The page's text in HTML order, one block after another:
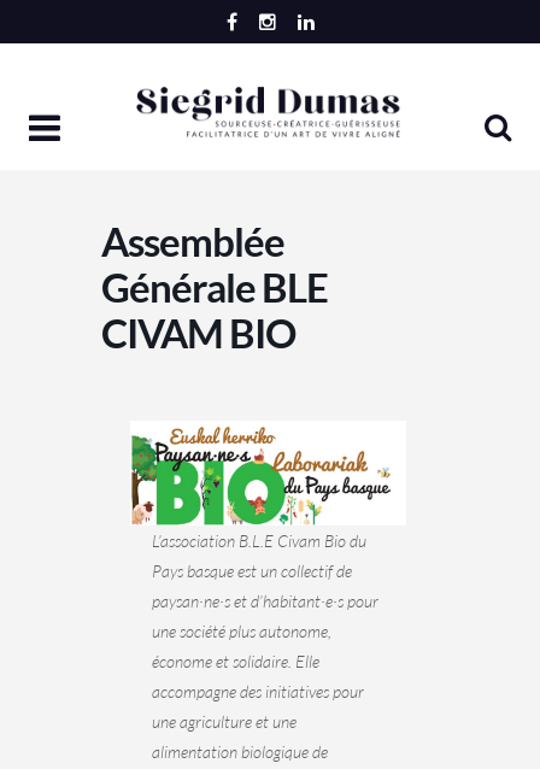
to
Assemblée
Générale BLE
CIVAM BIO
L’association B.L.E Civam Bio du
Pays basque est un collectif de
paysan·ne·s et d’habitant·e·s pour
une société plus autonome,
économe et solidaire. Elle
accompagne des initiatives pour
une agriculture et une
alimentation biologique de